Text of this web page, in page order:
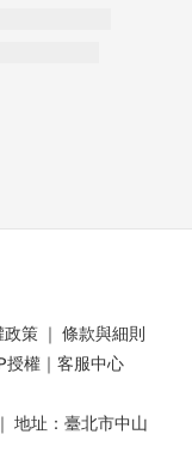
政策 ｜ 條款與細則
授權 ｜ 客服中心
地址：臺北市中山